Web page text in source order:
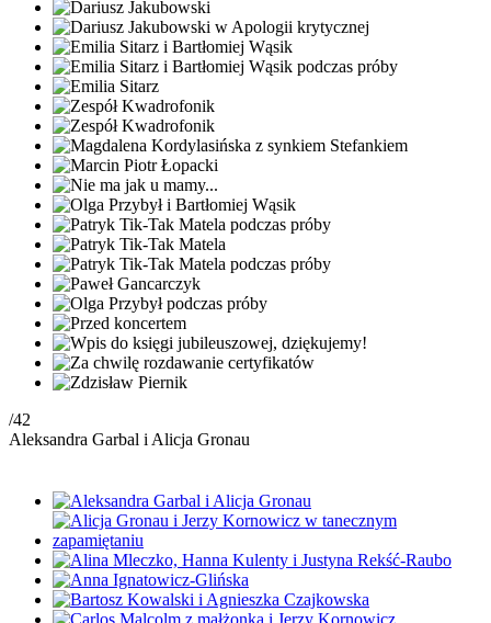
/42
Aleksandra Garbal i Alicja Gronau